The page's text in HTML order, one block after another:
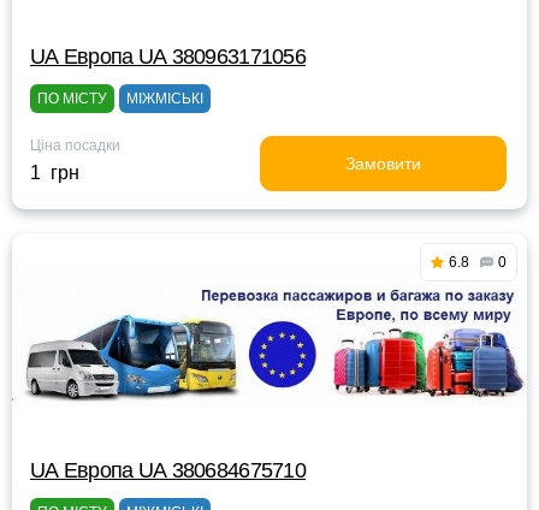
UА Европа UА 380963171056
ПО МІСТУ МІЖМІСЬКІ
Ціна посадки
1 грн Замовити
6.8 0
UА Европа UА 380684675710